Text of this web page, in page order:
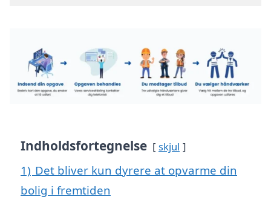
Indholdsfortegnelse skjul
1) Det bliver kun dyrere at opvarme din
bolig i fremtiden